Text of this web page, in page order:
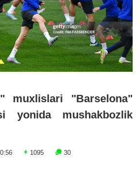
muxlislari "Barselona"
yonida mushakbozlik
1095 30